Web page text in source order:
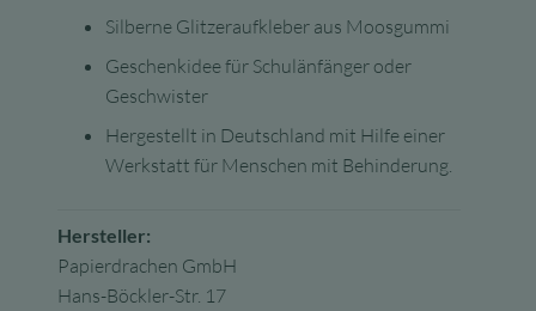
Silberne Glitzeraufkleber aus Moosgummi
Geschenkidee für Schulänfänger oder
Geschwister
Hergestellt in Deutschland mit Hilfe einer
Werkstatt für Menschen mit Behinderung.
Hersteller:
Papierdrachen GmbH
Hans-Böckler-Str. 17